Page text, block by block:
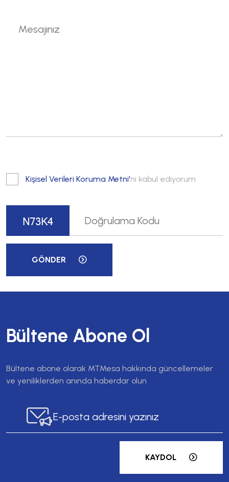
Kişisel Verileri Koruma Metni'ni kabul ediyorum
GÖNDER
Bültene Abone Ol
Bültene abone olarak MTMesa hakkında güncellemeler
ve yeniliklerden anında haberdar olun
KAYDOL